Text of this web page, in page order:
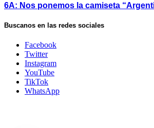
6A: Nos ponemos la camiseta
Buscanos en las redes sociales
Facebook
Twitter
Instagram
YouTube
TikTok
WhatsApp